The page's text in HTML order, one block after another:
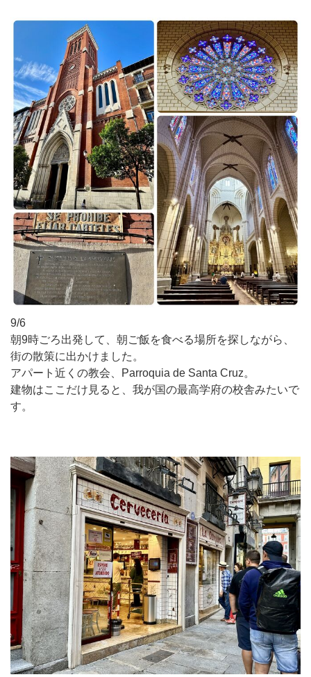
9/6
朝9時ごろ出発して、朝ご飯を食べる場所を探しながら、
街の散策に出かけました。
アパート近くの教会、Parroquia de Santa Cruz。
建物はここだけ見ると、我が国の最高学府の校舎みたいで
す。